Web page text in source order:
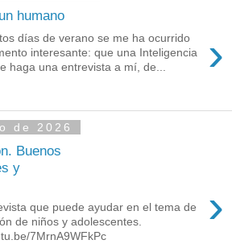
humano
›
días de verano se me ha ocurrido
interesante: que una Inteligencia
haga una entrevista a mí, de...
de 2026
Buenos
y
›
que puede ayudar en el tema de
de niños y adolescentes.
7MrnA9WFkPc